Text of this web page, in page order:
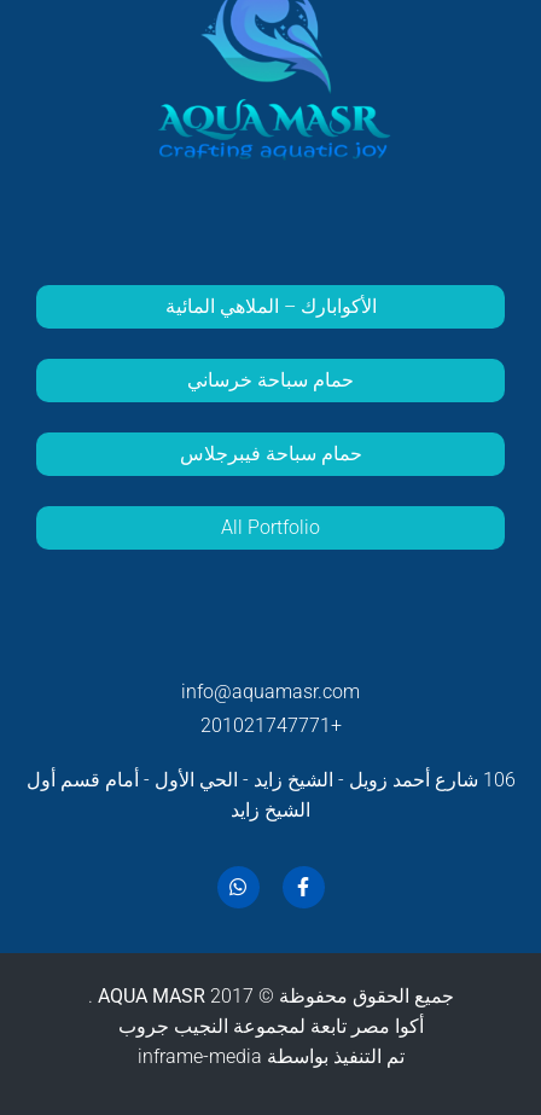
الأكوابارك – الملاهي المائية
حمام سباحة خرساني
حمام سباحة فيبرجلاس
All Portfolio
info@aquamasr.com
+201021747771
106 شارع أحمد زويل - الشيخ زايد - الحي الأول - أمام قسم أول
الشيخ زايد
جميع الحقوق محفوظة © AQUA MASR2017 .
أكوا مصر تابعة لمجموعة النجيب جروب
تم التنفيذ بواسطة inframe-media